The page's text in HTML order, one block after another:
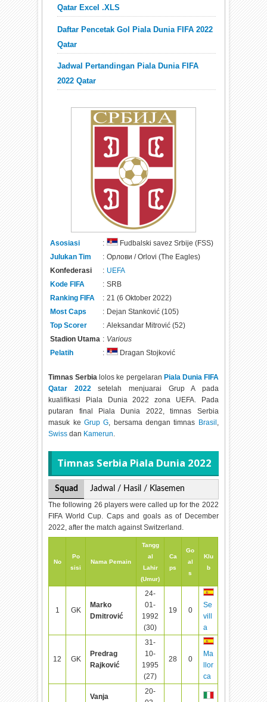
Qatar Excel .XLS
Daftar Pencetak Gol Piala Dunia FIFA 2022
Qatar
Jadwal Pertandingan Piala Dunia FIFA
2022 Qatar
Asosiasi :
Fudbalski savez Srbije (FSS)
Julukan Tim
: Орлови / Оrlovi (The Eagles)
Konfederasi
: UEFA
Kode FIFA
: SRB
Ranking FIFA
: 21 (6 Oktober 2022)
Most Caps
: Dejan Stanković (105)
Top Scorer
: Aleksandar Mitrović (52)
Stadion Utama : Various
Pelatih
: Dragan Stojković
Timnas Serbia lolos ke pergelaran Piala Dunia FIFA
Qatar 2022setelah menjuarai Grup A pada
kualifikasi Piala Dunia 2022 zona UEFA. Pada
putaran final Piala Dunia 2022, timnas Serbia
masuk ke Grup G, bersama dengan timnas Brasil ,
Swiss dan Kamerun.
Timnas Serbia Piala Dunia 2022
Squad
Jadwal / Hasil / Klasemen
The following 26 players were called up for the 2022
FIFA World Cup. Caps and goals as of December
2022, after the match against Switzerland.
No
Po
sisi
Nama Pemain
Tangg
al
Lahir
(Umur)
Ca
ps
Go
al
s
Klu
b
1 GK
Marko
Dmitrović
24-
01-
1992
(30)
19 0
Se
vill
a
12 GK
Predrag
Rajković
31-
10-
1995
(27)
28 0
Ma
llor
ca
Vanja
20-